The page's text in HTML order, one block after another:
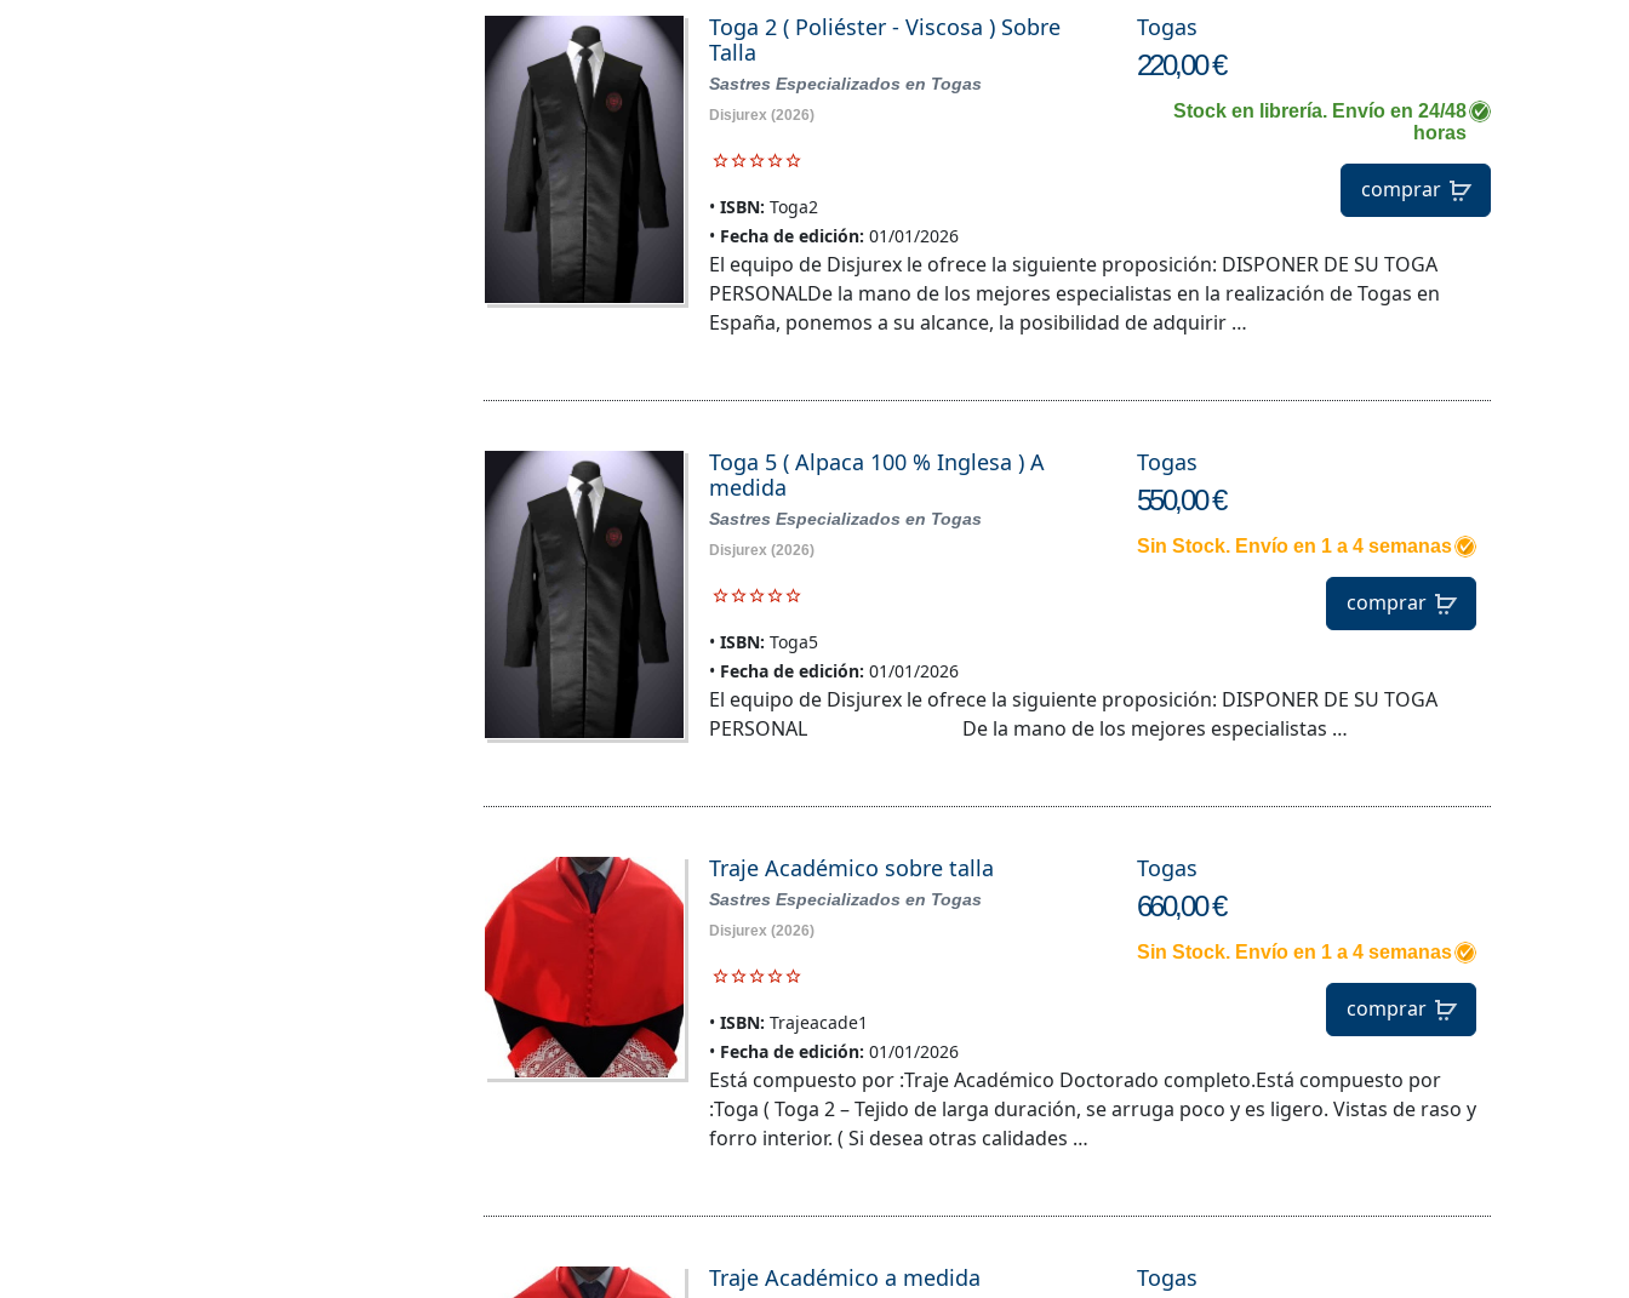
Toga 2 ( Poliéster - Viscosa ) Sobre
Talla
Sastres Especializados en Togas
Disjurex (2026)
ISBN: Toga2
Fecha de edición: 01/01/2026
Togas
220,00 €
Stock en librería. Envío en 24/48
horas
comprar
El equipo de Disjurex le ofrece la siguiente proposición: DISPONER DE SU TOGA
PERSONALDe la mano de los mejores especialistas en la realización de Togas en
España, ponemos a su alcance, la posibilidad de adquirir …
Toga 5 ( Alpaca 100 % Inglesa ) A
medida
Sastres Especializados en Togas
Disjurex (2026)
ISBN: Toga5
Fecha de edición: 01/01/2026
Togas
550,00 €
Sin Stock. Envío en 1 a 4 semanas
comprar
El equipo de Disjurex le ofrece la siguiente proposición: DISPONER DE SU TOGA
PERSONAL De la mano de los mejores especialistas …
Traje Académico sobre talla
Sastres Especializados en Togas
Disjurex (2026)
ISBN: Trajeacade1
Fecha de edición: 01/01/2026
Togas
660,00 €
Sin Stock. Envío en 1 a 4 semanas
comprar
Está compuesto por :Traje Académico Doctorado completo.Está compuesto por
:Toga ( Toga 2 – Tejido de larga duración, se arruga poco y es ligero. Vistas de raso y
forro interior. ( Si desea otras calidades …
Traje Académico a medida Togas